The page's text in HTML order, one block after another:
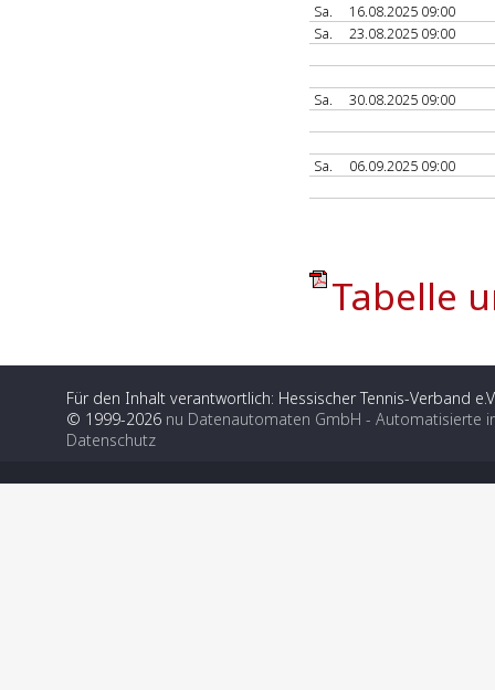
Sa.
16.08.2025 09:00
Sa.
23.08.2025 09:00
Sa. 30.08.2025 09:00
Sa. 06.09.2025 09:00
Tabelle
Für den Inhalt verantwortlich: Hessischer Tennis-Verband
© 1999-2026 nu Datenautomaten GmbH - Automatisierte
Datenschutz